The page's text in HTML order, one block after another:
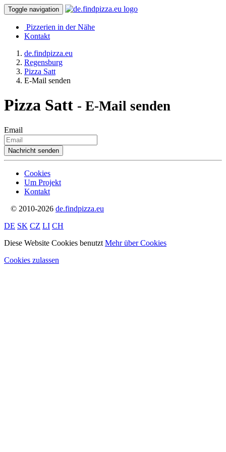
Toggle navigation
Pizzerien in der Nähe
Kontakt
de.findpizza.eu
Regensburg
Pizza Satt
E-Mail senden
Pizza Satt - E-Mail senden
Email
Cookies
Um Projekt
Kontakt
© 2010-2026 de.findpizza.eu
DE SK CZ LI CH
Diese Website Cookies benutzt Mehr über Cookies
Cookies zulassen